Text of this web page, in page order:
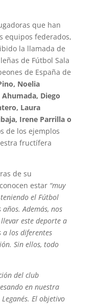
que han
equipos federados,
la llamada de
de Fútbol Sala
de España de
Noelia
Diego
Laura
Irene Parrilla o
de los ejemplos
fructífera
de su
estar“muy
el Fútbol
Además, nos
este deporte a
a los diferentes
Sin ellos, todo
del club
en nuestra
El objetivo